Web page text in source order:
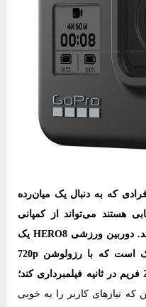
که به دنبال یک میان‌رده
هستند می‌تواند از کمپانی
معتبر DJI باشد. دوربین ورزشی HERO8‌ یک
حرفه‌ای کوچک است که با رزولوشن 720p
که نیازهای کاربر را به خوبی